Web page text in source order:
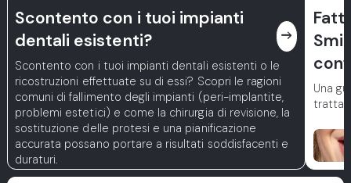
Scontento con i tuoi impianti
dentali esistenti?
east
Scontento con i tuoi impianti dentali esistenti o le
ricostruzioni effettuate su di essi? Scopri le ragioni
comuni di fallimento degli impianti (peri-implantite,
problemi estetici) e come la chirurgia di revisione, la
sostituzione delle protesi e una pianificazione
accurata possano portare a risultati soddisfacenti e
duraturi.
Una